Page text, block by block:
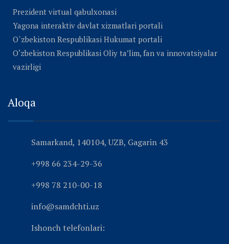
Prezident virtual qabulxonasi
Yagona interaktiv davlat xizmatlari portali
O`zbekiston Respublikasi Hukumat portali
O‘zbekiston Respublikasi Oliy ta’lim, fan va innovatsiyalar
vazirligi
Aloqa
Samarkand, 140104, UZB, Gagarin 43
+998 66 234-29-36
+998 78 210-00-18
info@samdchti.uz
Ishonch telefonlari: